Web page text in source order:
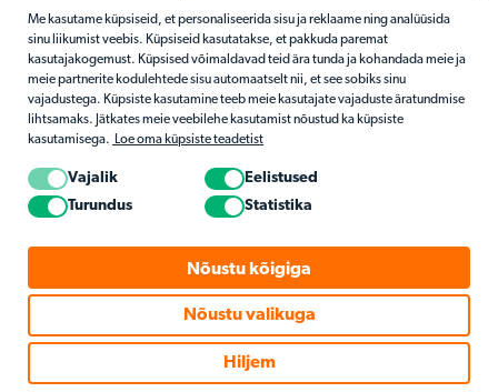
Me kasutame küpsiseid, et personaliseerida sisu ja reklaame ning analüüsida
sinu liikumist veebis. Küpsiseid kasutatakse, et pakkuda paremat
kasutajakogemust. Küpsised võimaldavad teid ära tunda ja kohandada meie ja
meie partnerite kodulehtede sisu automaatselt nii, et see sobiks sinu
vajadustega. Küpsiste kasutamine teeb meie kasutajate vajaduste äratundmise
lihtsamaks. Jätkates meie veebilehe kasutamist nõustud ka küpsiste
kasutamisega. Loe oma küpsiste teadetist
Vajalik
Eelistused
Turundus
Statistika
Nõustu kõigiga
Nõustu valikuga
Hiljem